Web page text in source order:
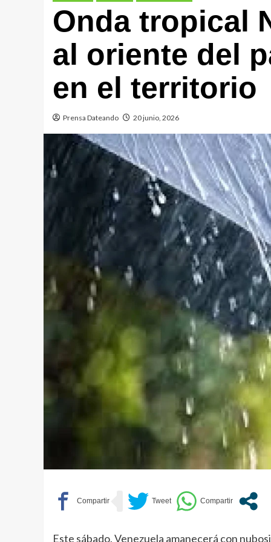
Onda tropical
al oriente del
en el territorio
Prensa Dateando 20 junio, 2026
Este sábado, Venezuela amanecerá con